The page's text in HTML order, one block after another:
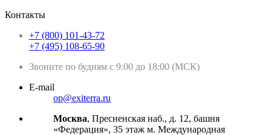
Контакты
+7 (800) 101-43-72
+7 (495) 108-65-90
Звоните по будням с 9:00 до 18:00 (МСК)
E-mail
op@exiterra.ru
Москва, Пресненская наб., д. 12, башня
«Федерация», 35 этаж м. Международная